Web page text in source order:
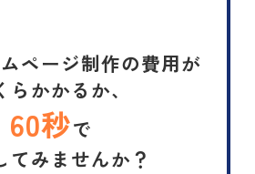
ページ制作の費用が
らかかるか、
60秒で
てみませんか？